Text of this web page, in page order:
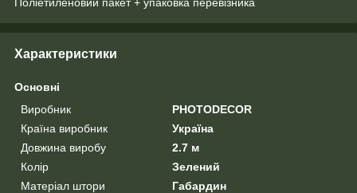
Характеристики
Основні
Виробник
PHOTODECOR
Країна виробник
Україна
Довжина виробу
2.7 м
Колір
Зелений
Матеріал штори
Габардин